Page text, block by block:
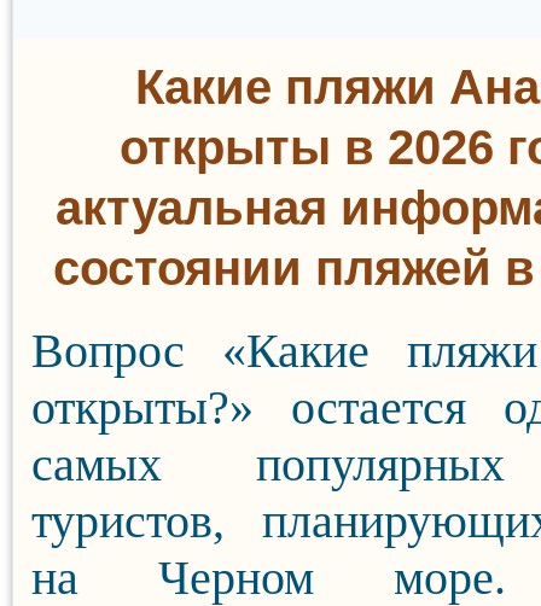
Какие пляжи
открыты в 2026
актуальная
состоянии пляжей
Вопрос «Какие
открыты?» остается
самых
туристов,
на Черном море.